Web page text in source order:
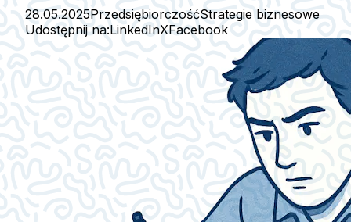
28.05.2025PrzedsiębiorczośćStrategie biznesowe
Udostępnij na:LinkedInXFacebook